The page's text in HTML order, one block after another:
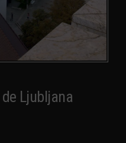
Ljubljana